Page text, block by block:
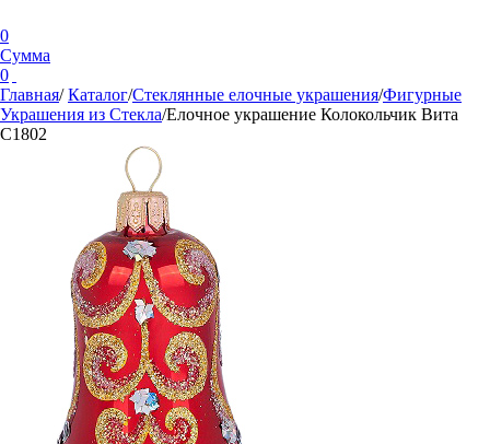
0
Сумма
0
Главная/ Каталог/Стеклянные елочные украшения/Фигурные
Украшения из Стекла/Елочное украшение Колокольчик Вита
С1802